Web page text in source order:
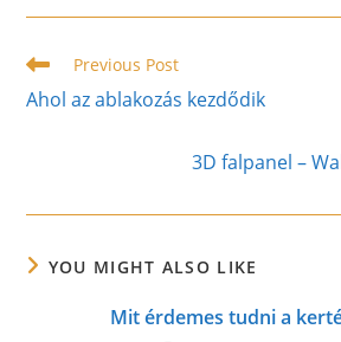
new new
Read
more
articles
Previous Post
Ahol az ablakozás kezdődik
3D falpanel –
YOU MIGHT ALSO LIKE
Mit érdemes tudni a